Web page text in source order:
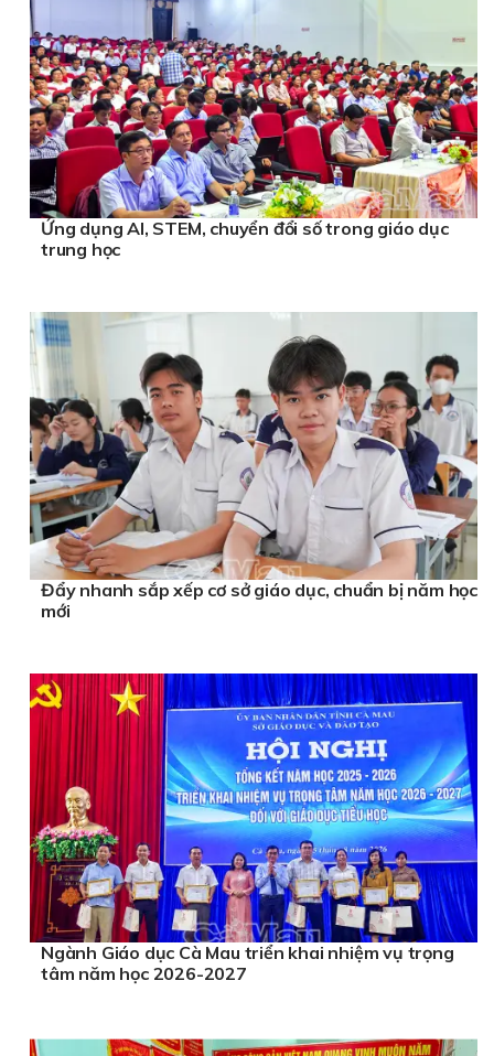
Ứng dụng AI, STEM, chuyển đổi số trong giáo dục
trung học
Đẩy nhanh sắp xếp cơ sở giáo dục, chuẩn bị năm học
mới
Ngành Giáo dục Cà Mau triển khai nhiệm vụ trọng
tâm năm học 2026-2027